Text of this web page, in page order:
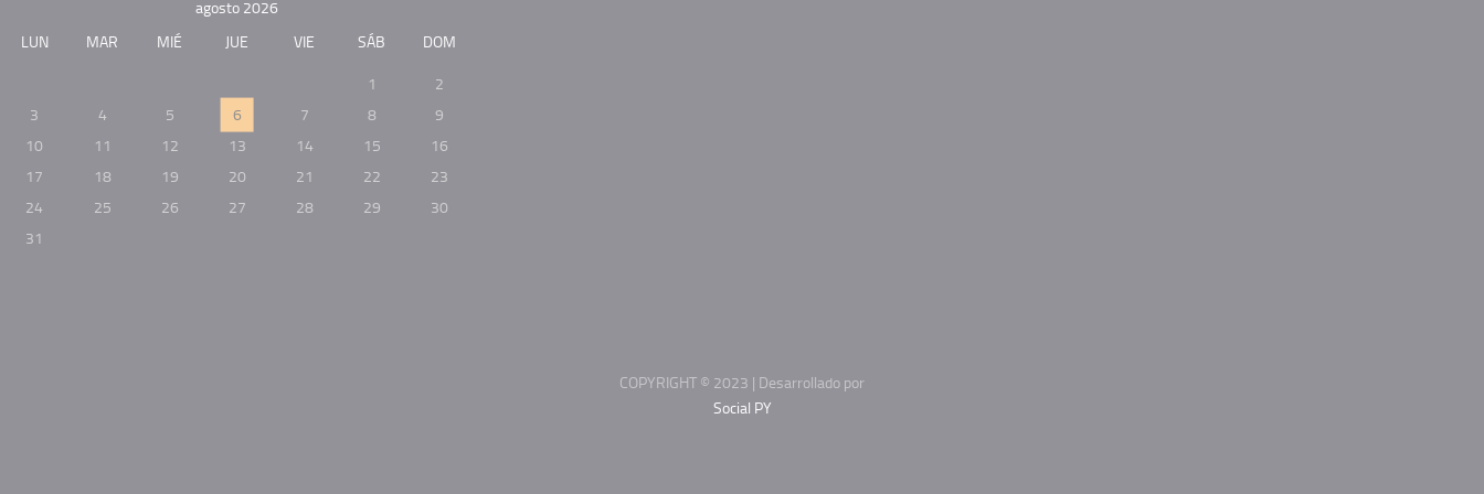
agosto 2026
LUN
MAR MIÉ JUE VIE SÁB
DOM
1
2
3
4 5 6 7 8
9
10
11 12 13 14 15
16
17
18 19 20 21 22
23
24
25 26 27 28 29
30
31
COPYRIGHT © 2023 | Desarrollado por
Social PY